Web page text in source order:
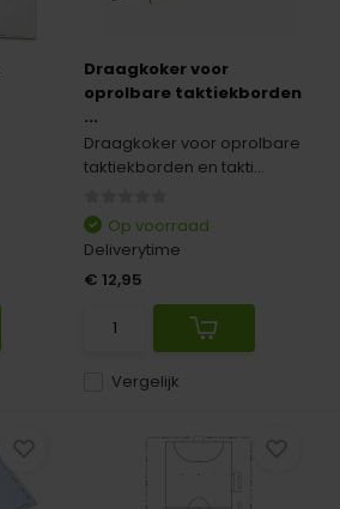
Draagkoker voor
oprolbare taktiekborden
...
Draagkoker voor oprolbare
taktiekborden en takti...
Vergelijk
Op voorraad
Deliverytime
€ 12,95